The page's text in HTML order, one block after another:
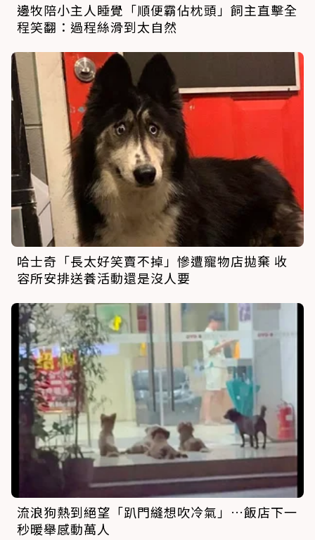
邊牧陪小主人睡覺「順便霸佔枕頭」飼主直擊全
程笑翻：過程絲滑到太自然
哈士奇「長太好笑賣不掉」慘遭寵物店拋棄 收
容所安排送養活動還是沒人要
流浪狗熱到絕望「趴門縫想吹冷氣」…飯店下一
秒暖舉感動萬人